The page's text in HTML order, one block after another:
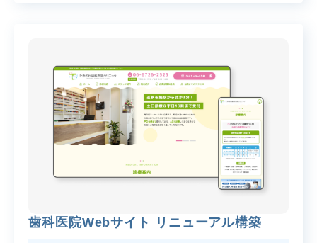
歯科医院Webサイト リニューアル構築